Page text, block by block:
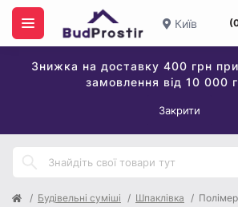
Київ
Знижка на доставку 400 грн
замовлення від 10 000
Закрити
Будівельні суміші Шпаклівка